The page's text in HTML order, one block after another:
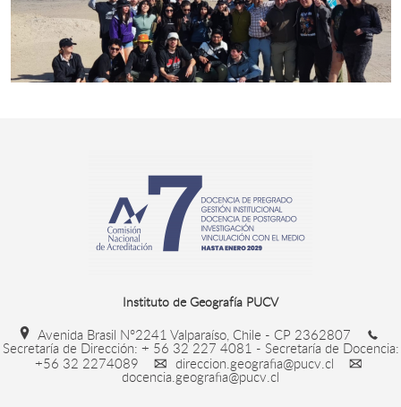
Instituto de Geografía PUCV
Avenida Brasil N°2241 Valparaíso, Chile - CP 2362807
Secretaría de Dirección: + 56 32 227 4081 - Secretaría de Docencia:
+56 32 2274089
direccion.geografia@pucv.cl
docencia.geografia@pucv.cl